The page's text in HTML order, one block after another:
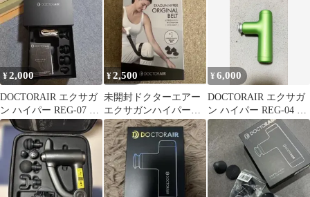
¥2,000
DOCTORAIR エクサガ
ン ハイパー REG-07 の
アタッチメント
¥2,500
未開封ドクターエアー
エクサガンハイパーオ
リジナルベルトREG-04
専用 純正
¥6,000
DOCTORAIR エクサガ
ン ハイパー REG-04 本
体